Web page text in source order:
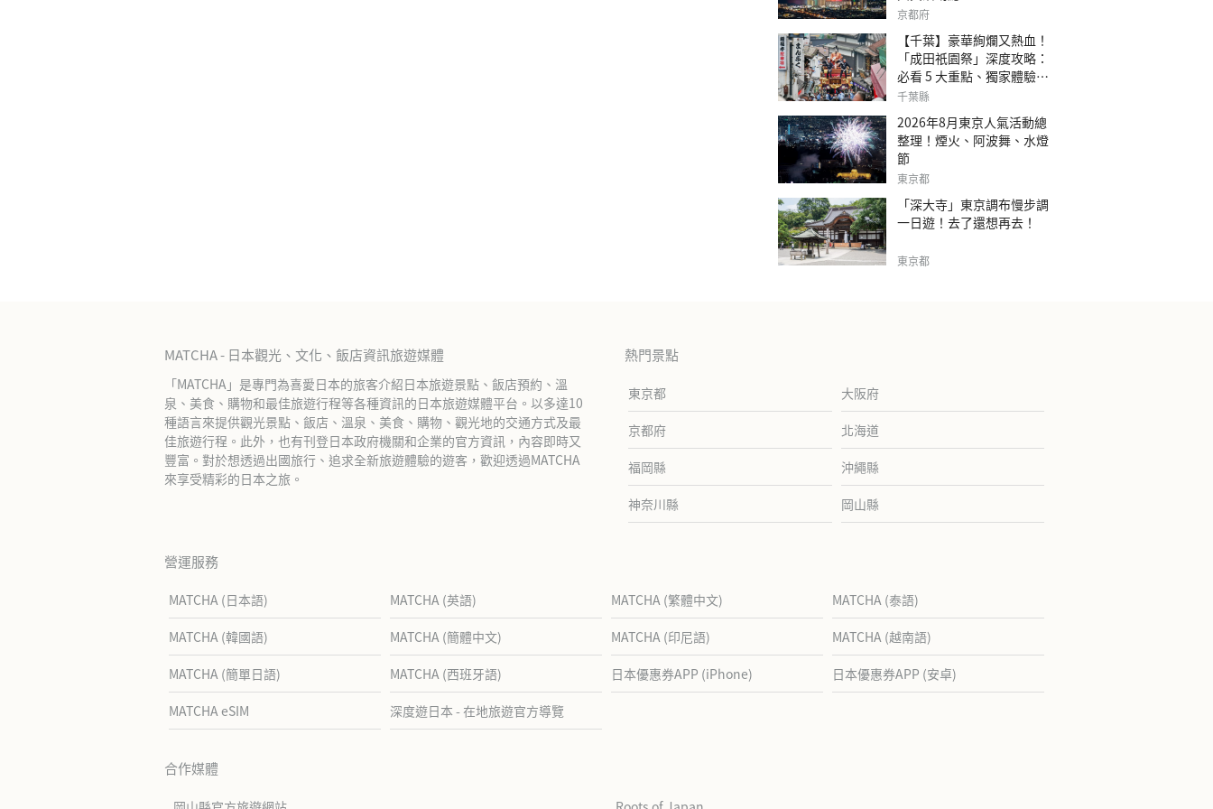
京都府
【千葉】豪華絢爛又熱血！
「成田祇園祭」深度攻略：
必看 5 大重點、獨家體驗指
南
千葉縣
2026年8月東京人氣活動總
整理！煙火、阿波舞、水燈
節
東京都
「深大寺」東京調布慢步調
一日遊！去了還想再去！
東京都
MATCHA - 日本觀光、文化、飯店資訊旅遊媒體
「MATCHA」是專門為喜愛日本的旅客介紹日本旅遊景點、飯店預約、溫
泉、美食、購物和最佳旅遊行程等各種資訊的日本旅遊媒體平台。以多達10
種語言來提供觀光景點、飯店、溫泉、美食、購物、觀光地的交通方式及最
佳旅遊行程。此外，也有刊登日本政府機關和企業的官方資訊，內容即時又
豐富。對於想透過出國旅行、追求全新旅遊體驗的遊客，歡迎透過MATCHA
來享受精彩的日本之旅。
熱門景點
東京都 大阪府
京都府 北海道
福岡縣 沖繩縣
神奈川縣 岡山縣
營運服務
MATCHA (日本語) MATCHA (英語) MATCHA (繁體中文) MATCHA (泰語)
MATCHA (韓國語) MATCHA (簡體中文) MATCHA (印尼語) MATCHA (越南語)
MATCHA (簡單日語) MATCHA (西班牙語) 日本優惠券APP (iPhone) 日本優惠券APP (安卓)
MATCHA eSIM 深度遊日本 - 在地旅遊官方導覽
合作媒體